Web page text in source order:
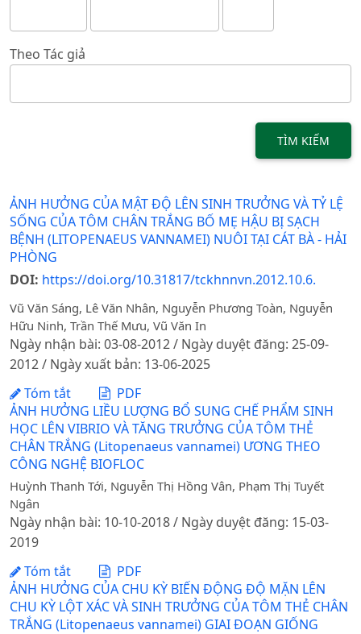
Theo Tác giả
TÌM KIẾM
ẢNH HƯỞNG CỦA MẬT ĐỘ LÊN SINH TRƯỞNG VÀ TỶ LỆ
SỐNG CỦA TÔM CHÂN TRẮNG BỐ MẸ HẬU BỊ SẠCH
BỆNH (LITOPENAEUS VANNAMEI) NUÔI TẠI CÁT BÀ - HẢI
PHÒNG
DOI: https://doi.org/10.31817/tckhnnvn.2012.10.6.
Vũ Văn Sáng, Lê Văn Nhân, Nguyễn Phương Toàn, Nguyễn
Hữu Ninh, Trần Thế Mưu, Vũ Văn In
Ngày nhận bài: 03-08-2012 / Ngày duyệt đăng: 25-09-
2012 / Ngày xuất bản: 13-06-2025
Tóm tắt
PDF
ẢNH HƯỞNG LIỀU LƯỢNG BỔ SUNG CHẾ PHẨM SINH
HỌC LÊN VIBRIO VÀ TĂNG TRƯỞNG CỦA TÔM THẺ
CHÂN TRẮNG (Litopenaeus vannamei) ƯƠNG THEO
CÔNG NGHỆ BIOFLOC
Huỳnh Thanh Tới, Nguyễn Thị Hồng Vân, Phạm Thị Tuyết
Ngân
Ngày nhận bài: 10-10-2018 / Ngày duyệt đăng: 15-03-
2019
Tóm tắt
PDF
ẢNH HƯỞNG CỦA CHU KỲ BIẾN ĐỘNG ĐỘ MẶN LÊN
CHU KỲ LỘT XÁC VÀ SINH TRƯỞNG CỦA TÔM THẺ CHÂN
TRẮNG (Litopenaeus vannamei) GIAI ĐOẠN GIỐNG